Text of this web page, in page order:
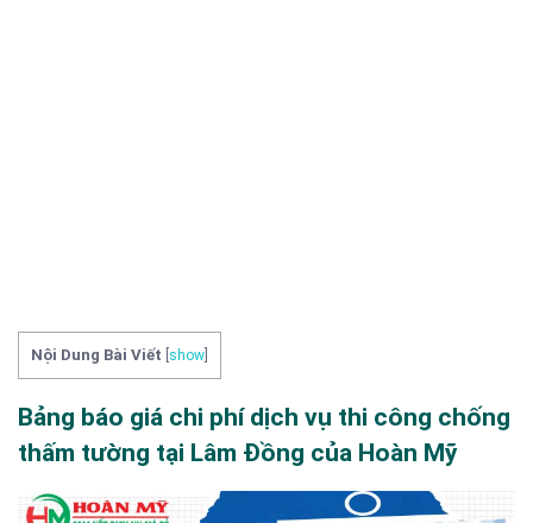
Nội Dung Bài Viết show
Bảng báo giá chi phí dịch vụ thi công chống
thấm tường tại Lâm Đồng của Hoàn Mỹ